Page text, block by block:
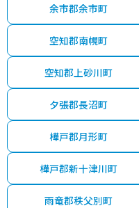
余市郡余市町
空知郡南幌町
空知郡上砂川町
夕張郡長沼町
樺戸郡月形町
樺戸郡新十津川町
雨竜郡秩父別町